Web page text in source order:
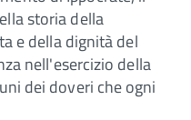
storia della
e della dignità del
nell'esercizio della
dei doveri che ogni